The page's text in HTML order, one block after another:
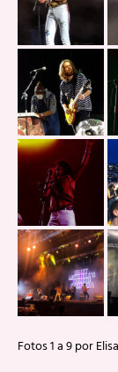
Fotos 1 a 9 por